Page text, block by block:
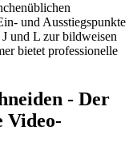
und Ausstiegspunkte
und L zur bildweisen
bietet professionelle
- Der
Video-